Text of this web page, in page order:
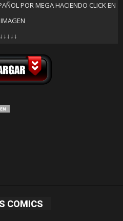
POR MEGA HACIENDO CLICK EN
↓↓↓↓↓
COMICS